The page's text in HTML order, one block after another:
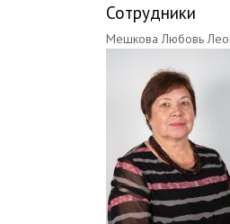
Сотрудники
Мешкова Любовь